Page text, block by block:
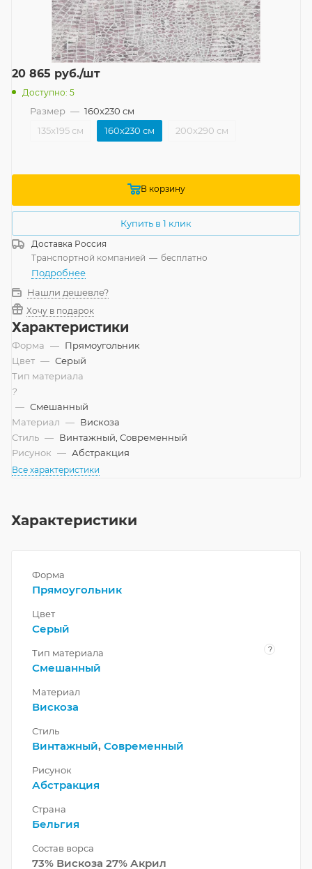
20 865 руб./шт
Доступно: 5
Размер — 160x230 см
135x195 см
160x230 см 200x290 см
В корзину
Купить в 1 клик
Доставка Россия
Транспортной компанией — бесплатно
Подробнее
Нашли дешевле?
Хочу в подарок
Характеристики
Форма — Прямоугольник
Цвет — Серый
Тип материала
?
— Смешанный
Материал — Вискоза
Стиль — Винтажный, Современный
Рисунок — Абстракция
Все характеристики
Характеристики
Форма
Прямоугольник
Цвет
Серый
Тип материала ?
Смешанный
Материал
Вискоза
Стиль
Винтажный, Современный
Рисунок
Абстракция
Страна
Бельгия
Состав ворса
73% Вискоза 27% Акрил